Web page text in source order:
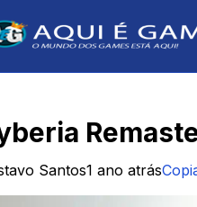
Santos1 ano atrás